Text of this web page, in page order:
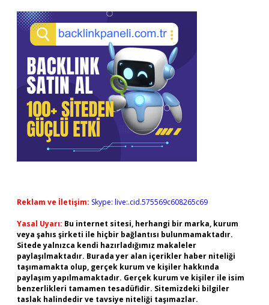
Reklam ve İletişim: Skype: live:.cid.575569c608265c69
Yasal Uyarı: Bu internet sitesi, herhangi bir marka, kurum
veya şahıs şirketi ile hiçbir bağlantısı bulunmamaktadır.
Sitede yalnızca kendi hazırladığımız makaleler
paylaşılmaktadır. Burada yer alan içerikler haber niteliği
taşımamakta olup, gerçek kurum ve kişiler hakkında
paylaşım yapılmamaktadır. Gerçek kurum ve kişiler ile isim
benzerlikleri tamamen tesadüfidir. Sitemizdeki bilgiler
taslak halindedir ve tavsiye niteliği taşımazlar.